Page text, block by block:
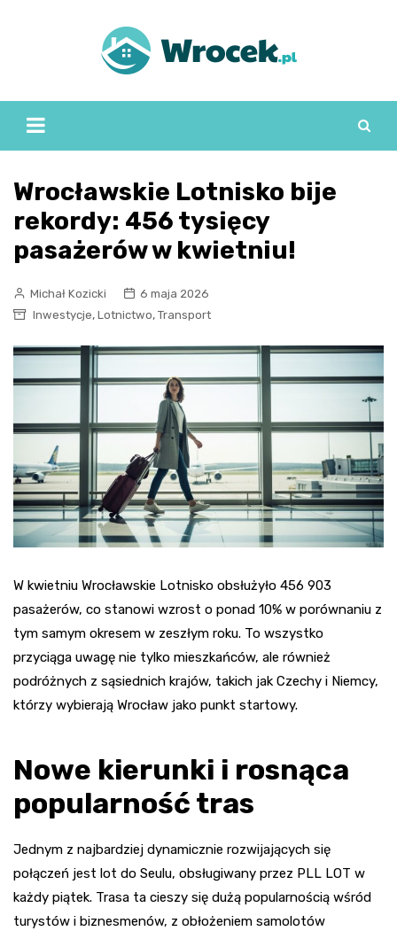
Wrocławskie Lotnisko bije
rekordy: 456 tysięcy
pasażerów w kwietniu!
Michał Kozicki
6 maja 2026
Inwestycje, Lotnictwo, Transport
W kwietniu Wrocławskie Lotnisko obsłużyło 456 903
pasażerów, co stanowi wzrost o ponad 10% w porównaniu z
tym samym okresem w zeszłym roku. To wszystko
przyciąga uwagę nie tylko mieszkańców, ale również
podróżnych z sąsiednich krajów, takich jak Czechy i Niemcy,
którzy wybierają Wrocław jako punkt startowy.
Nowe kierunki i rosnąca
popularność tras
Jednym z najbardziej dynamicznie rozwijających się
połączeń jest lot do Seulu, obsługiwany przez PLL LOT w
każdy piątek. Trasa ta cieszy się dużą popularnością wśród
turystów i biznesmenów, z obłożeniem samolotów